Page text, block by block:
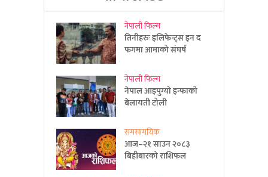
नेपाली फिल्म
तिनीहरुः इलिफेन्ट्स इन द
फगमा आमाको संघर्ष
नेपाली फिल्म
नेपाल आइपुग्यो इन्फाको
बेलायती टोली
समसामयिक
आज–२१ साउन २०८३
बिहीबारको राशिफल